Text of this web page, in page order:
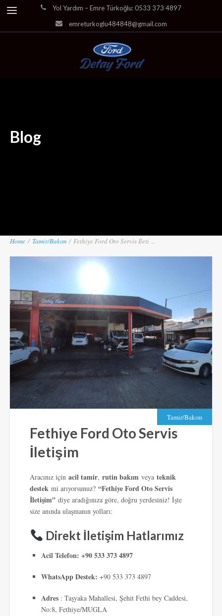
Yol Yardım – Emre Türkoğlu: 0533 373 4897
emreturkoglu484848@gmail.com
Blog
Home / Tamir/Bakım / Fethiye Ford Oto Servis İleti ...
Tamir/Bakım
Fethiye Ford Oto Servis
İletişim
Aracınız için acil tamir, rutin bakım veya teknik
destek mi arıyorsunuz? “Fethiye Ford Oto Servis
İletişim” diye aradığınıza göre, doğru yerdesiniz! İşte
size anında ulaşmanın yolları:
Direkt İletişim Hatlarımız
Acil Telefon: +90 533 373 4897
WhatsApp Destek: +90 533 373 4897
Adres : Taşyaka Mahallesi, Şehit Fethi bey Caddesi,
No:8, Fethiye/MUGLA